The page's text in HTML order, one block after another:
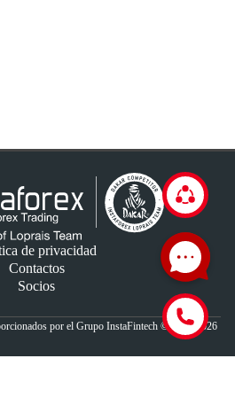
de privacidad
Contactos
Socios
por el Grupo InstaFintech © 2007-2026